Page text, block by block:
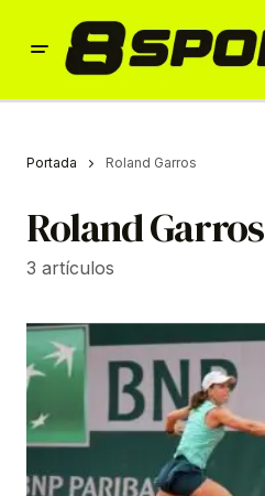
Portada Roland Garros
Roland Garros
3 artículos